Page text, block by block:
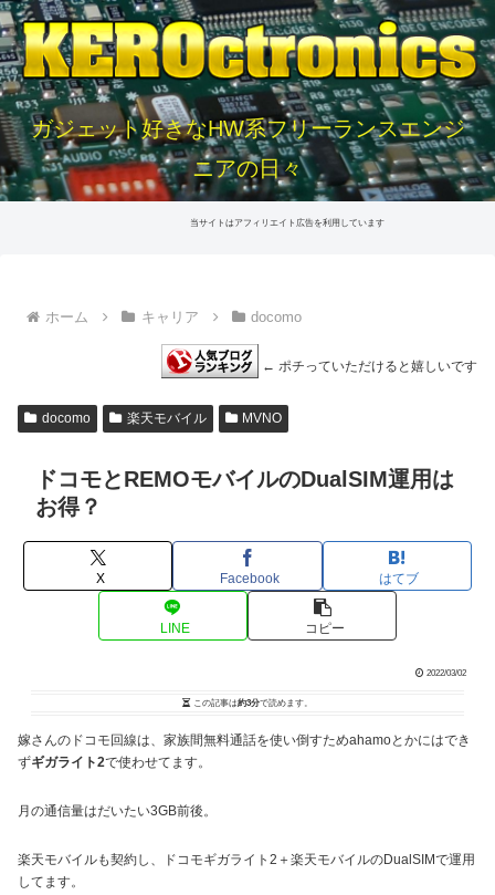
ガジェット好きなHW系フリーランスエンジ
ニアの日々
当サイトはアフィリエイト広告を利用しています
ホーム キャリア docomo
← ポチっていただけると嬉しいです
docomo 楽天モバイル MVNO
ドコモとREMOモバイルのDualSIM運用は
お得？
X Facebook はてブ
LINE コピー
2022/03/02
この記事は約3分で読めます。
嫁さんのドコモ回線は、家族間無料通話を使い倒すためahamoとかにはでき
ずギガライト2で使わせてます。
月の通信量はだいたい3GB前後。
楽天モバイルも契約し、ドコモギガライト2＋楽天モバイルのDualSIMで運用
してます。